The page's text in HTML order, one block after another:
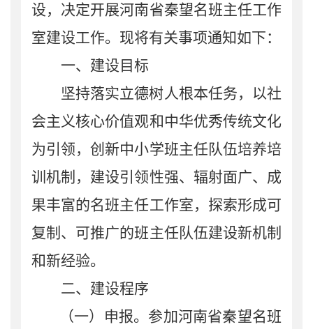
设， 决定开展河南省秦望名班主任工作
室建设工作。现将有关事项通知如下：
一、建设目标
坚持落实立德树人根本任务，以社
会主义核心价值观和中华优秀传统文化
为引领，创新中小学班主任队伍培养培
训机制，建设引领性强、辐射面广、成
果丰富的名班主任工作室，探索形成可
复制、可推广的班主任队伍建设新机制
和新经验。
二、建设程序
（一）申报。 参加河南省秦望名班